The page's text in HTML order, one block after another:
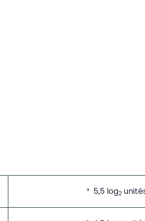
³ 5,5 log2